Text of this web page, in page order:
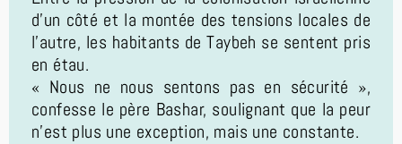
d'un côté et la montée des tensions locales de
l'autre, les habitants de Taybeh se sentent pris
en étau.
« Nous ne nous sentons pas en sécurité »,
confesse le père Bashar, soulignant que la peur
n'est plus une exception, mais une constante.